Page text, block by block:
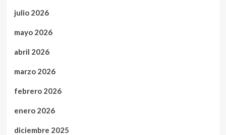
julio 2026
mayo 2026
abril 2026
marzo 2026
febrero 2026
enero 2026
diciembre 2025